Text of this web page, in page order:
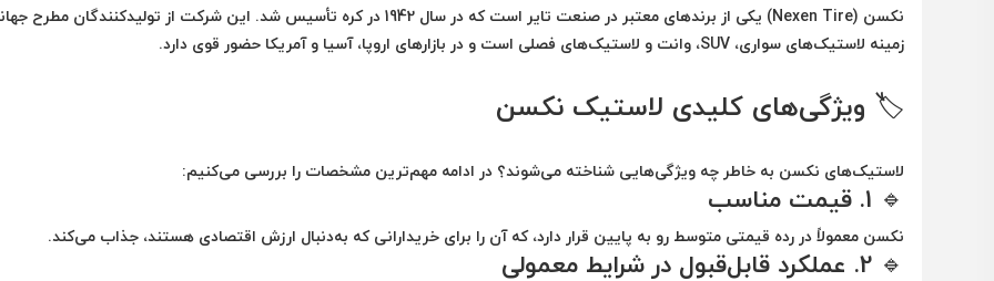
نکسن (Nexen Tire)
یکی از برندهای معتبر در صنعت تایر است که در سال 1942 در کره تأسیس شد. این شرکت از تولیدکنندگان
زمینه لاستیک‌های سواری، SUV، وانت و لاستیک‌های فصلی است و در بازارهای اروپا، آسیا و آمریکا حضور قوی دارد.
🏷️ ویژگی‌های کلیدی لاستیک نکسن
لاستیک‌های نکسن به خاطر چه ویژگی‌هایی شناخته می‌شوند؟ در ادامه مهم‌ترین مشخصات را بررسی می‌کنیم:
🔹 1. قیمت مناسب
نکسن معمولاً در رده قیمتی متوسط رو به پایین قرار دارد، که آن را برای خریدارانی که به‌دنبال ارزش اقتصادی هستند، جذاب می‌کند.
🔹 2. عملکرد قابل‌قبول در شرایط معمولی